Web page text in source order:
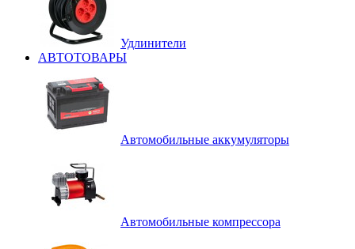
Удлинители
АВТОТОВАРЫ
Автомобильные аккумуляторы
Автомобильные компрессора